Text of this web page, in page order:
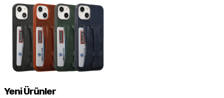
Yeni Ürünler